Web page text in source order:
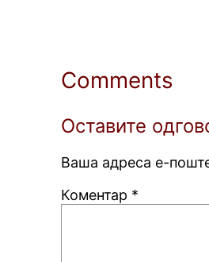
Comments
Оставите
Ваша адреса е-
Коментар *